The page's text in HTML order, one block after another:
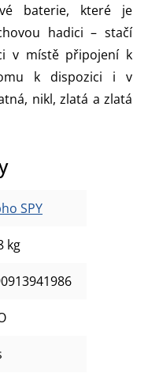
baterie, které je
hadici – stačí
v místě připojení k
k dispozici i v
nikl, zlatá a zlatá
SPY
kg